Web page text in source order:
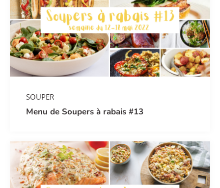
SOUPER
Menu de Soupers à rabais #13